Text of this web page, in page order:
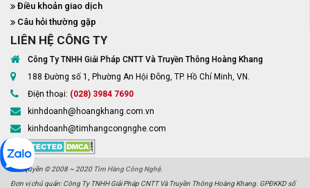
Điều khoản giao dịch
Câu hỏi thường gặp
LIÊN HỆ CÔNG TY
Công Ty TNHH Giải Pháp CNTT Và Truyền Thông Hoàng Khang
188 Đường số 1, Phường An Hội Đông, TP. Hồ Chí Minh, VN.
Điện thoại: (028) 3984 7690
kinhdoanh@hoangkhang.com.vn
kinhdoanh@timhangcongnghe.com
Bản quyền © 2008 ~ 2020 Tìm Hàng Công Nghệ.
Đơn vị chủ quản: Công Ty TNHH Giải Pháp CNTT Và Truyền Thông Hoàng Khang. GPĐKKD số